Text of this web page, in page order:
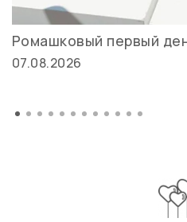
Ромашковый первый
07.08.2026